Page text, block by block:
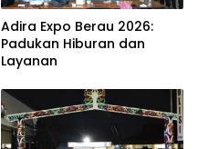
Adira Expo Berau 2026:
Padukan Hiburan dan
Layanan